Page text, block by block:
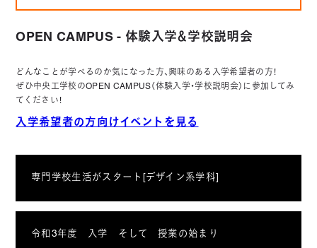
OPEN CAMPUS - 体験入学＆学校説明会
どんなことが学べるのか気になった方、興味のある入学希望者の方！
ぜひ中央工学校のOPEN CAMPUS（体験入学・学校説明会）に参加してみ
てください！
入学希望者の方向けイベントを見る
専門学校生活がスタート[デザイン系学科]
令和3年度 入学 そして 授業の始まり